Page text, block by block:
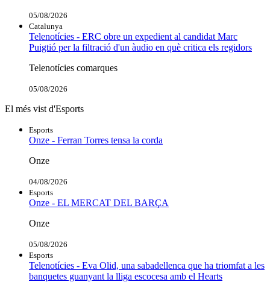
05/08/2026
Catalunya
Telenotícies - ERC obre un expedient al candidat Marc
Puigtió per la filtració d'un àudio en què critica els regidors
Telenotícies comarques
05/08/2026
El més vist d'Esports
Esports
Onze - Ferran Torres tensa la corda
Onze
04/08/2026
Esports
Onze - EL MERCAT DEL BARÇA
Onze
05/08/2026
Esports
Telenotícies - Eva Olid, una sabadellenca que ha triomfat a les
banquetes guanyant la lliga escocesa amb el Hearts